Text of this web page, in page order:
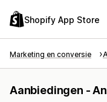
Shopify App Store
Marketing en conversie
Aanbiedingen -